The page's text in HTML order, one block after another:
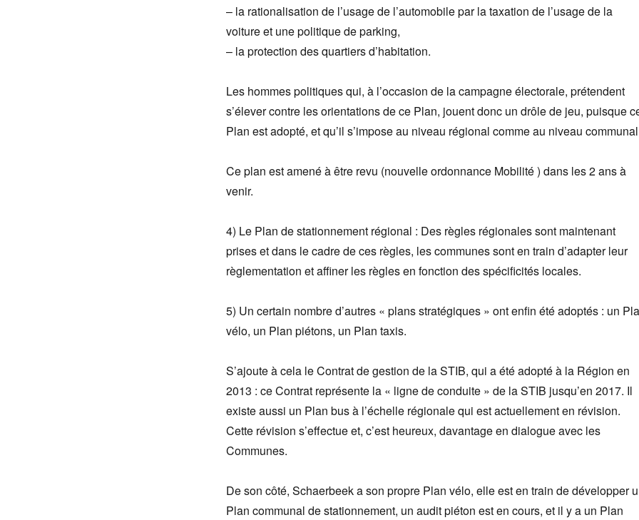
– la rationalisation de l’usage de l’automobile par la taxation de l’usage de la
voiture et une politique de parking,
– la protection des quartiers d’habitation.
Les hommes politiques qui, à l’occasion de la campagne électorale, prétendent
s’élever contre les orientations de ce Plan, jouent donc un drôle de jeu, puisque
Plan est adopté, et qu’il s’impose au niveau régional comme au niveau
Ce plan est amené à être revu (nouvelle ordonnance Mobilité ) dans les 2 ans à
venir.
4) Le Plan de stationnement régional : Des règles régionales sont maintenant
prises et dans le cadre de ces règles, les communes sont en train d’adapter leur
règlementation et affiner les règles en fonction des spécificités locales.
5) Un certain nombre d’autres « plans stratégiques » ont enfin été adoptés : un
vélo, un Plan piétons, un Plan taxis.
S’ajoute à cela le Contrat de gestion de la STIB, qui a été adopté à la Région en
2013 : ce Contrat représente la « ligne de conduite » de la STIB jusqu’en 2017. Il
existe aussi un Plan bus à l’échelle régionale qui est actuellement en révision.
Cette révision s’effectue et, c’est heureux, davantage en dialogue avec les
Communes.
De son côté, Schaerbeek a son propre Plan vélo, elle est en train de développer
Plan communal de stationnement, un audit piéton est en cours, et il y a un Plan